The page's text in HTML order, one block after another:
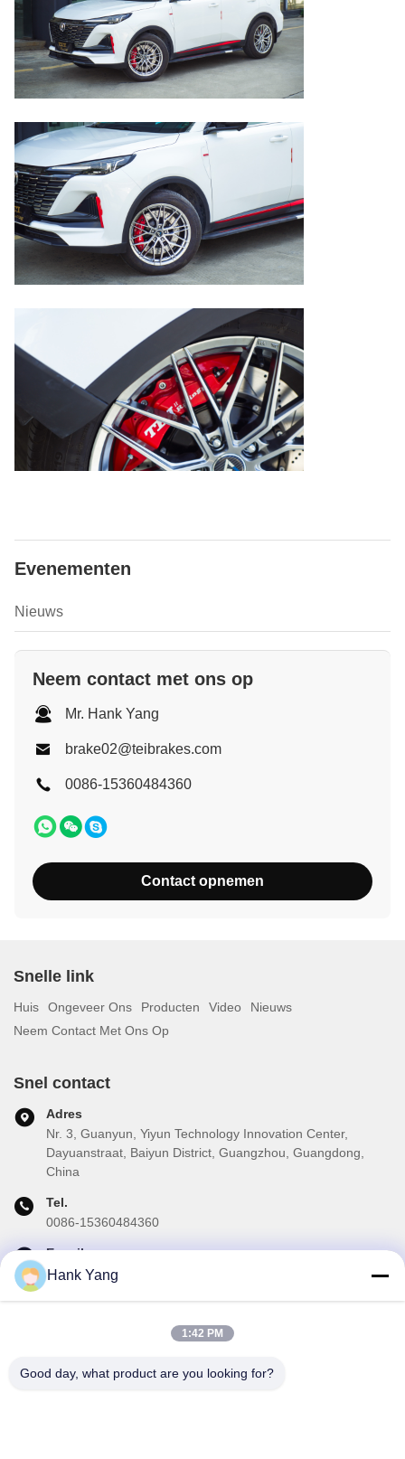
Evenementen
Nieuws
Neem contact met ons op
Mr. Hank Yang
brake02@teibrakes.com
0086-15360484360
Contact opnemen
Snelle link
Huis Ongeveer Ons Producten Video
Nieuws
Neem Contact Met Ons Op
Snel contact
Adres
Nr. 3, Guanyun, Yiyun Technology Innovation Center,
Dayuanstraat, Baiyun District, Guangzhou, Guangdong,
China
Tel.
0086-15360484360
E-mail
brake02@teibrakes.com
Abonneer u op onze nieuwsbrief voor kortingen en meer.
Hank Yang
1:42 PM
Good day, what product are you looking for?